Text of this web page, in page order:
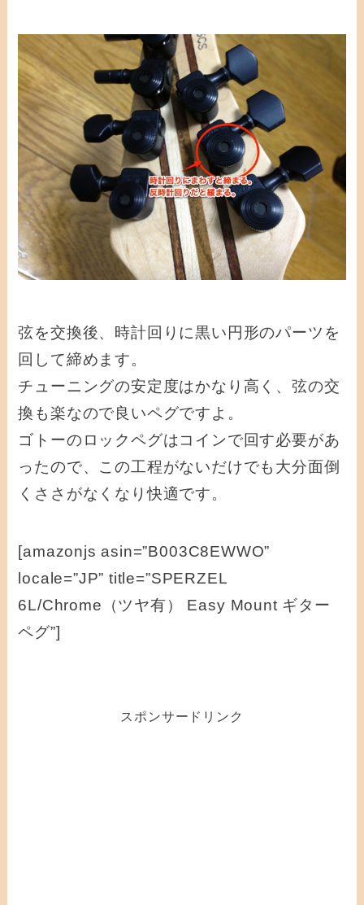
弦を交換後、時計回りに黒い円形のパーツを
回して締めます。
チューニングの安定度はかなり高く、弦の交
換も楽なので良いペグですよ。
ゴトーのロックペグはコインで回す必要があ
ったので、この工程がないだけでも大分面倒
くささがなくなり快適です。
[amazonjs asin=”B003C8EWWO”
locale=”JP” title=”SPERZEL
6L/Chrome（ツヤ有） Easy Mount ギター
ペグ”]
スポンサードリンク